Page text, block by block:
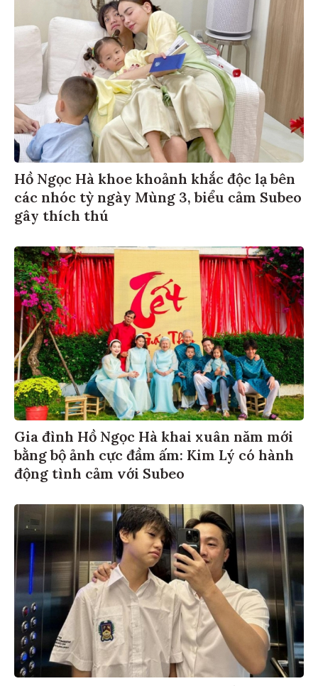
Hồ Ngọc Hà khoe khoảnh khắc độc lạ bên
các nhóc tỳ ngày Mùng 3, biểu cảm Subeo
gây thích thú
Gia đình Hồ Ngọc Hà khai xuân năm mới
bằng bộ ảnh cực đầm ấm: Kim Lý có hành
động tình cảm với Subeo